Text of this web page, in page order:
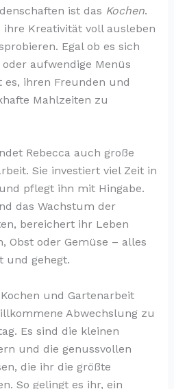
ist das Kochen.
Kreativität voll ausleben
Egal ob es sich
aufwendige Menüs
es, ihren Freunden und
Mahlzeiten zu
Rebecca auch große
Sie investiert viel Zeit in
pflegt ihn mit Hingabe.
das Wachstum der
bereichert ihr Leben
Obst oder Gemüse – alles
und gehegt.
und Gartenarbeit
Abwechslung zu
Es sind die kleinen
und die genussvollen
die ihr die größte
So gelingt es ihr, ein